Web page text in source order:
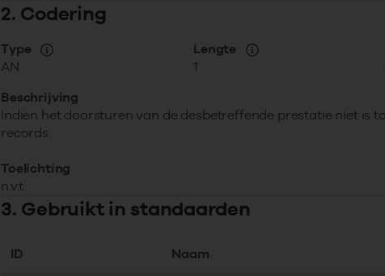
2. Codering
Type
AN
Lengte
1
Beschrijving
Indien het doorsturen van de desbetreffende prestatie niet is
records.
Toelichting
n.v.t.
3. Gebruikt in standaarden
ID Naam